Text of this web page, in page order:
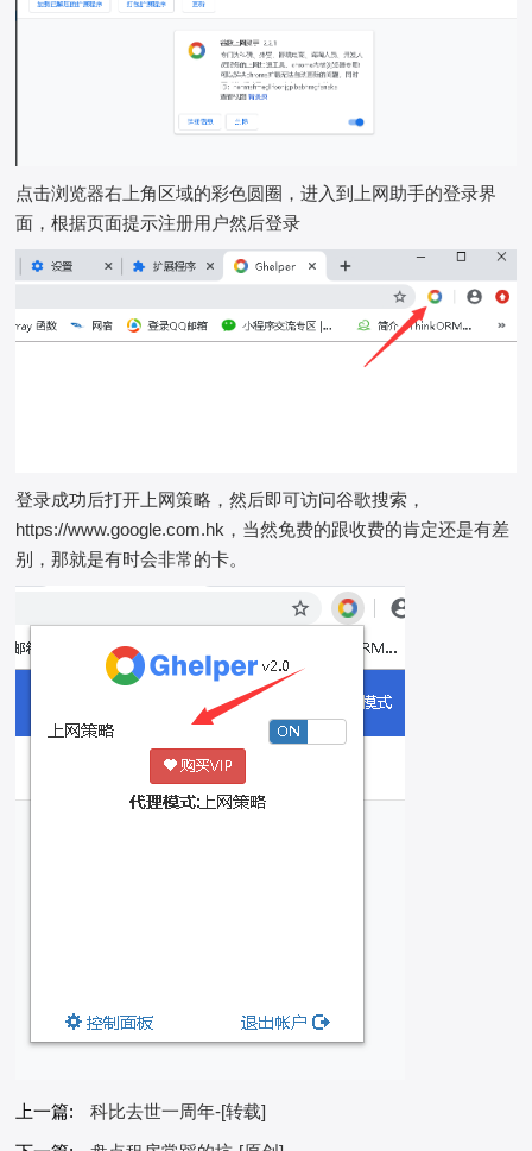
点击浏览器右上角区域的彩色圆圈，进入到上网助手的登录界
面，根据页面提示注册用户然后登录
登录成功后打开上网策略，然后即可访问谷歌搜索，
https://www.google.com.hk，当然免费的跟收费的肯定还是有差
别，那就是有时会非常的卡。
上一篇:
科比去世一周年-[转载]